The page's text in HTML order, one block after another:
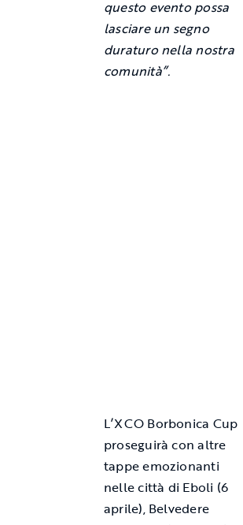
questo evento possa
lasciare un segno
duraturo nella nostra
comunità”.
L’XCO Borbonica Cup
proseguirà con altre
tappe emozionanti
nelle città di Eboli (6
aprile), Belvedere